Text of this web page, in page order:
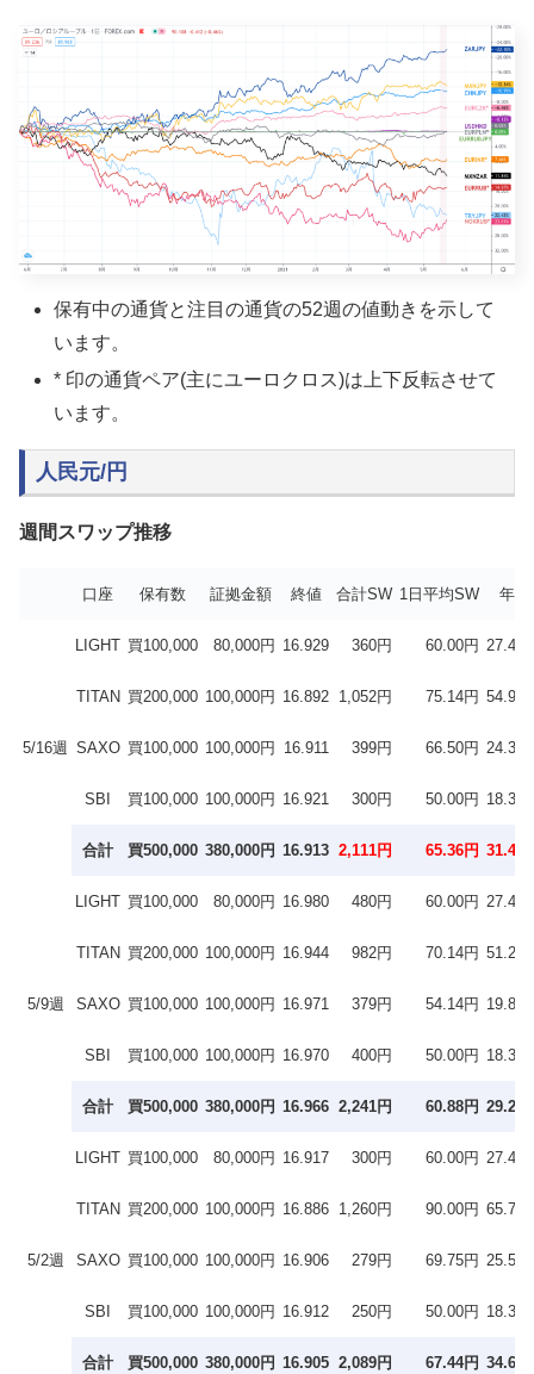
保有中の通貨と注目の通貨の52週の値動きを示して
います。
* 印の通貨ペア(主にユーロクロス)は上下反転させて
います。
人民元/円
週間スワップ推移
口座 保有数 証拠金額 終値 合計SW 1日平均SW 年率
5/16週
LIGHT 買100,000 80,000円 16.929 360円 60.00円 27.4
TITAN 買200,000 100,000円 16.892 1,052円 75.14円 54.9
SAXO 買100,000 100,000円 16.911 399円 66.50円 24.3
SBI 買100,000 100,000円 16.921 300円 50.00円 18.3
合計 買500,000 380,000円 16.913 2,111円 65.36円 31.4
5/9週
LIGHT 買100,000 80,000円 16.980 480円 60.00円 27.4
TITAN 買200,000 100,000円 16.944 982円 70.14円 51.2
SAXO 買100,000 100,000円 16.971 379円 54.14円 19.8
SBI 買100,000 100,000円 16.970 400円 50.00円 18.3
合計 買500,000 380,000円 16.966 2,241円 60.88円 29.2
5/2週
LIGHT 買100,000 80,000円 16.917 300円 60.00円 27.4
TITAN 買200,000 100,000円 16.886 1,260円 90.00円 65.7
SAXO 買100,000 100,000円 16.906 279円 69.75円 25.5
SBI 買100,000 100,000円 16.912 250円 50.00円 18.3
合計 買500,000 380,000円 16.905 2,089円 67.44円 34.6